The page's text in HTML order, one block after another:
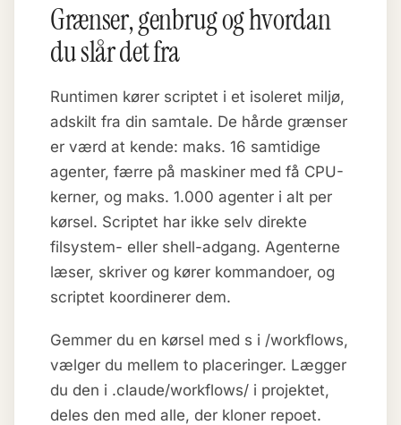
Grænser, genbrug og hvordan
du slår det fra
Runtimen kører scriptet i et isoleret miljø,
adskilt fra din samtale. De hårde grænser
er værd at kende: maks. 16 samtidige
agenter, færre på maskiner med få CPU-
kerner, og maks. 1.000 agenter i alt per
kørsel. Scriptet har ikke selv direkte
filsystem- eller shell-adgang. Agenterne
læser, skriver og kører kommandoer, og
scriptet koordinerer dem.
Gemmer du en kørsel med s i /workflows,
vælger du mellem to placeringer. Lægger
du den i .claude/workflows/ i projektet,
deles den med alle, der kloner repoet.